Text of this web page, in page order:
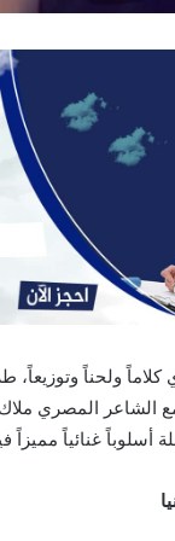
ولحناً وتوزيعاً،
مع الشاعر المصري
أسلوباً غنائياً